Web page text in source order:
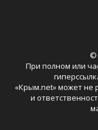
©
При полном или
«Крым.net» может не
и